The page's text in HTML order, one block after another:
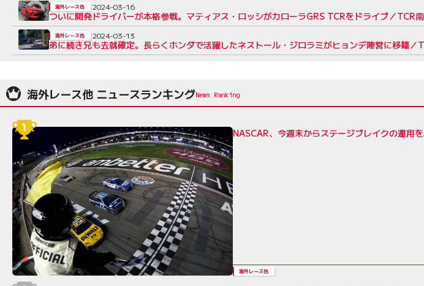
ついに開発ドライバーが本格参戦。マティアス・ロッシがカローラGRS TCRをドライブ／TCR
海外レース他 2024-03-16
弟に続き兄も去就確定。長らくホンダで活躍したネストール・ジロラミがヒョンデ陣営に移籍／
海外レース他 2024-03-13
海外レース他 ニュースランキング
NASCAR、今週末からステージブレイクの運用
海外レース他